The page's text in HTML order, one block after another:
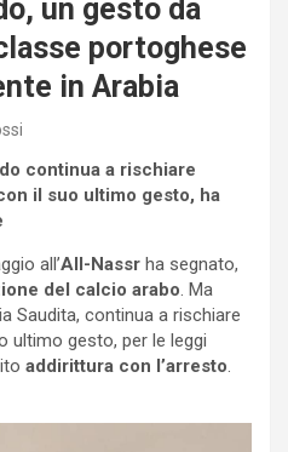
un gesto da
portoghese
in Arabia
continua a rischiare
il suo ultimo gesto, ha
all’All-Nassr ha segnato,
del calcio arabo. Ma
Saudita, continua a rischiare
ultimo gesto, per le leggi
addirittura con l’arresto.